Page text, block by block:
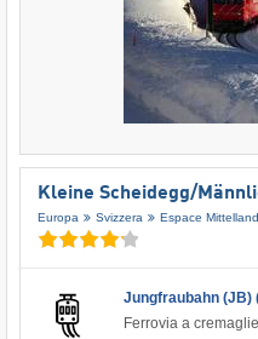
Kleine Scheidegg/​
Europa Svizzera Espace Mittelland
Jungfraubahn (JB)
Ferrovia a